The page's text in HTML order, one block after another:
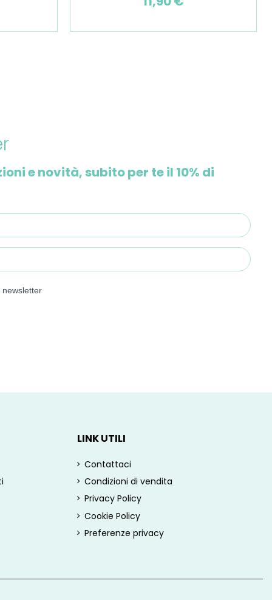
e novità, subito per te il 10% di
newsletter
LINK UTILI
Contattaci
Condizioni di vendita
Privacy Policy
Cookie Policy
Preferenze privacy